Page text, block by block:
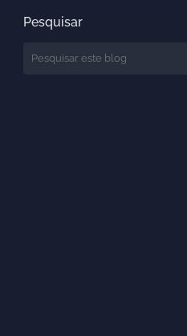
Pesquisar